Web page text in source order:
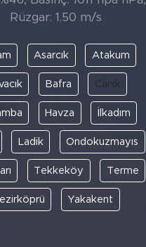
Rüzgar: 1.50 m/s
Asarcık Atakum
Bafra Canik
Havza İlkadım
Ladik Ondokuzmayıs
Tekkeköy Terme
Yakakent